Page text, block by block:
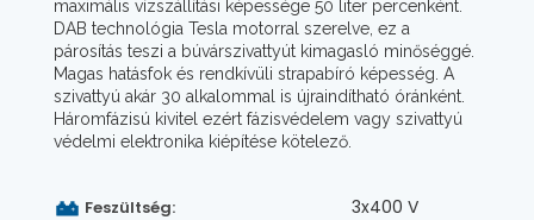
maximális vízszállítási képessége 50 liter percenként.
DAB technológia Tesla motorral szerelve, ez a
párosítás teszi a búvárszivattyút kimagasló minőséggé.
Magas hatásfok és rendkívüli strapabíró képesség. A
szivattyú akár 30 alkalommal is újraindítható óránként.
Háromfázisú kivitel ezért fázisvédelem vagy szivattyú
védelmi elektronika kiépítése kötelező.
Feszültség: 3x400 V